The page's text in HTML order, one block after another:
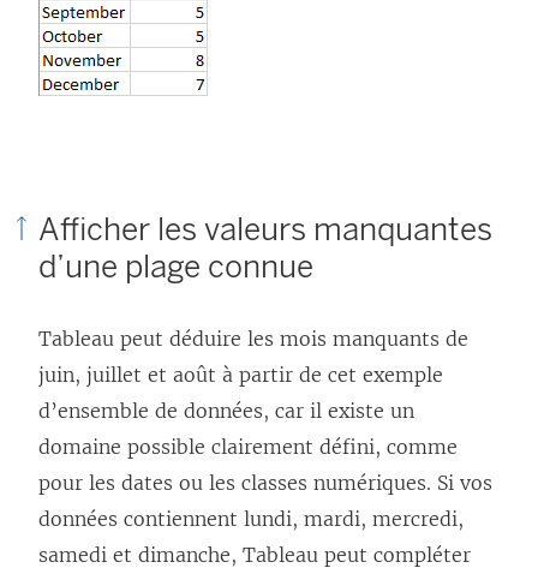
Afficher les valeurs manquantes
d’une plage connue
Tableau peut déduire les mois manquants de
juin, juillet et août à partir de cet exemple
d’ensemble de données, car il existe un
domaine possible clairement défini, comme
pour les dates ou les classes numériques. Si vos
données contiennent lundi, mardi, mercredi,
samedi et dimanche, Tableau peut compléter